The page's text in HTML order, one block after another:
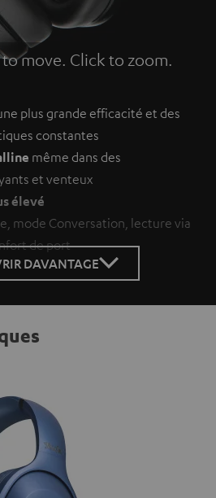
move. Click to zoom.
to zoom
plus grande efficacité et des
constantes
même dans des
et venteux
élevé
mode Conversation, lecture via
de port
DAVANTAGE